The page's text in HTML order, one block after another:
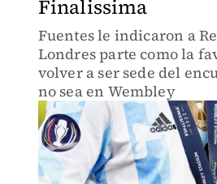
Finalissima
Fuentes le indicaron a
Londres parte como la
volver a ser sede del
no sea en Wembley